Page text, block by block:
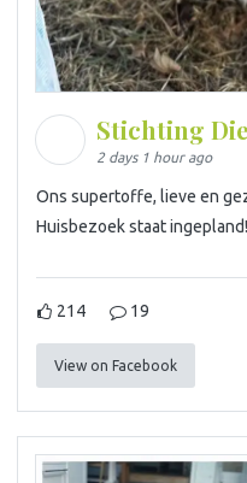
Stichting
2 days 1 hour ago
Ons supertoffe, lieve en
Huisbezoek staat ingepland!
214 19
View on Facebook